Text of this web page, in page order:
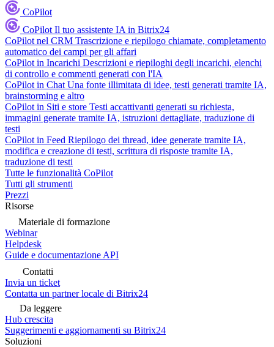
CoPilot
CoPilot Il tuo assistente IA in Bitrix24
CoPilot nel CRM Trascrizione e riepilogo chiamate, completamento
automatico dei campi per gli affari
CoPilot in Incarichi Descrizioni e riepiloghi degli incarichi, elenchi
di controllo e commenti generati con l'IA
CoPilot in Chat Una fonte illimitata di idee, testi generati tramite IA,
brainstorming e altro
CoPilot in Siti e store Testi accattivanti generati su richiesta,
immagini generate tramite IA, istruzioni dettagliate, traduzione di
testi
CoPilot in Feed Riepilogo dei thread, idee generate tramite IA,
modifica e creazione di testi, scrittura di risposte tramite IA,
traduzione di testi
Tutte le funzionalità CoPilot
Tutti gli strumenti
Prezzi
Risorse
Materiale di formazione
Webinar
Helpdesk
Guide e documentazione API
Contatti
Invia un ticket
Contatta un partner locale di Bitrix24
Da leggere
Hub crescita
Suggerimenti e aggiornamenti su Bitrix24
Soluzioni